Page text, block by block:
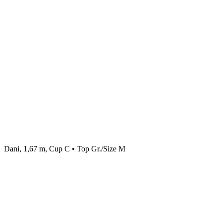
Dani, 1,67 m, Cup C • Top Gr./Size M